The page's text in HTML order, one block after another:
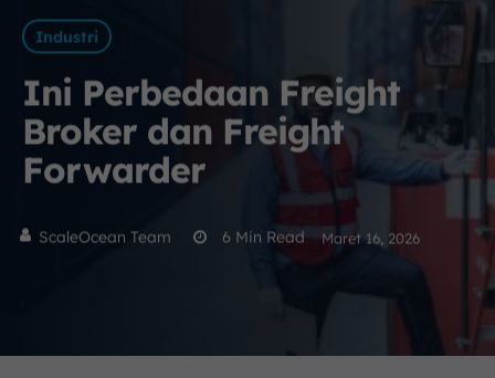
Industri
Ini Perbedaan Freight
Broker dan Freight
Forwarder
ScaleOcean Team 6 Min Read Maret 16, 2026